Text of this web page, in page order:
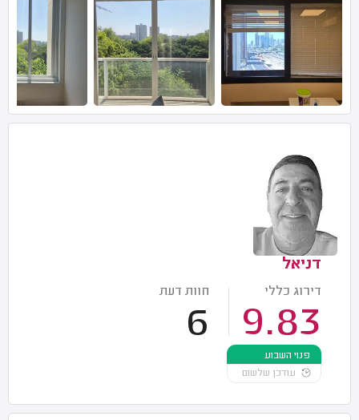
דניאל
דירוג כללי
9.83
חוות דעת
6
פנוי השבוע
עודכן שלשום